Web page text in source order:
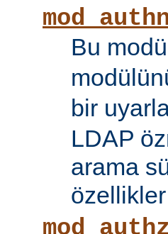
Bu
bir
LDAP
arama